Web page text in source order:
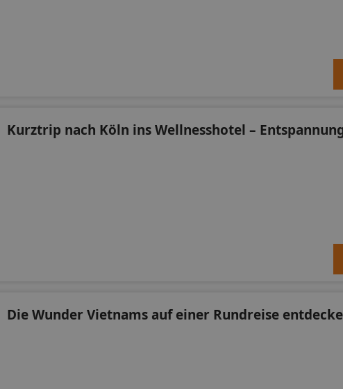
Kurztrip nach Köln ins Wellnesshotel –
Die Wunder Vietnams auf einer Rundreise